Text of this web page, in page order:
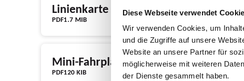
Diese Webseite verwendet
Wir verwenden Cookies, um
und die Zugriffe auf unsere
Website an unsere Partner für
möglicherweise mit weiteren
der Dienste gesammelt haben.
PDF1.7 MIB
Linienkarte
PDF120 KIB
Mini-Fahrplan